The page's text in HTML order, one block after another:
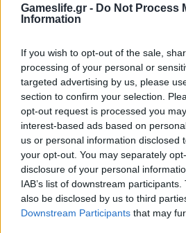
Gameslife.gr - Do Not Process
Information
If you wish to opt-out of the sale,
processing of your personal or
targeted advertising by us, please
section to confirm your selection.
opt-out request is processed you
interest-based ads based on
us or personal information disclosed
your opt-out. You may separately
disclosure of your personal
IAB’s list of downstream
also be disclosed by us to third
Downstream Participants that may
Ο Geralt επιστρέφει!
νέου expansion του The